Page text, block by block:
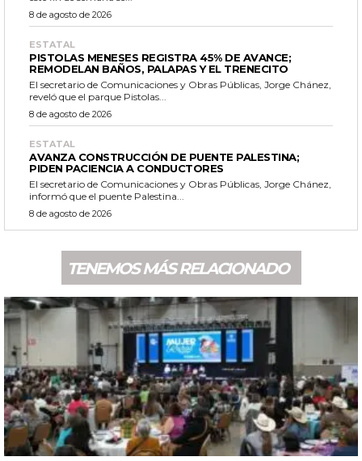
8 de agosto de 2026
ESTATAL
PISTOLAS MENESES REGISTRA 45% DE AVANCE;
REMODELAN BAÑOS, PALAPAS Y EL TRENECITO
El secretario de Comunicaciones y Obras Públicas, Jorge Chánez,
reveló que el parque Pistolas...
8 de agosto de 2026
ESTATAL
AVANZA CONSTRUCCIÓN DE PUENTE PALESTINA;
PIDEN PACIENCIA A CONDUCTORES
El secretario de Comunicaciones y Obras Públicas, Jorge Chánez,
informó que el puente Palestina...
8 de agosto de 2026
TENEMOS MÁS RELACIONADO